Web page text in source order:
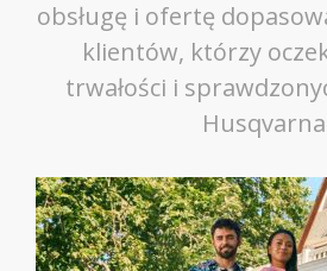
obsługę i ofertę
klientów, którzy
trwałości i